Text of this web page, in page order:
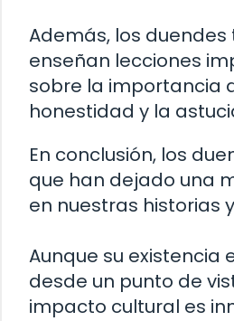
Además, los
enseñan lecciones
sobre la importancia
honestidad y la
En conclusión, los
que han dejado una
en nuestras historias
Aunque su existencia
desde un punto de
impacto cultural es